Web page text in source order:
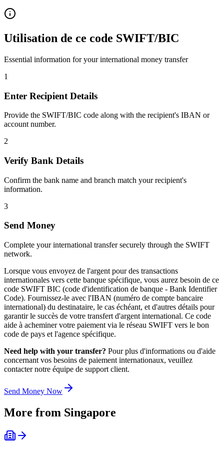
Utilisation de ce code SWIFT/BIC
Essential information for your international money transfer
1
Enter Recipient Details
Provide the SWIFT/BIC code along with the recipient's IBAN or
account number.
2
Verify Bank Details
Confirm the bank name and branch match your recipient's
information.
3
Send Money
Complete your international transfer securely through the SWIFT
network.
Lorsque vous envoyez de l'argent pour des transactions
internationales vers cette banque spécifique, vous aurez besoin de ce
code SWIFT BIC (code d'identification de banque - Bank Identifier
Code). Fournissez-le avec l'IBAN (numéro de compte bancaire
international) du destinataire, le cas échéant, et d'autres détails pour
garantir le succès de votre transfert d'argent international. Ce code
aide à acheminer votre paiement via le réseau SWIFT vers le bon
code de pays et l'agence spécifique.
Need help with your transfer? Pour plus d'informations ou d'aide
concernant vos besoins de paiement internationaux, veuillez
contacter notre équipe de support client.
Send Money Now
More from Singapore